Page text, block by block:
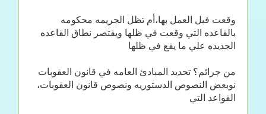
وقعت فبل العمل بها،أم تظل الجريمه محكومه
بالقاعده التي وقعت في ظلها ويقتصر نطاق القاعده
الجديده علي ما يقع في ظلها
من جرائم؟ تحديد المبادئ العامه في قانون العقوبات
نوبعض النصوص الدستوريه ونصوص قانون العقوبات،
القواعد التي